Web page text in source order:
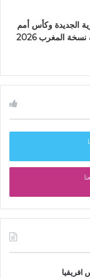
الجديدة وكأس أمم
المغرب 2026
افريقيا